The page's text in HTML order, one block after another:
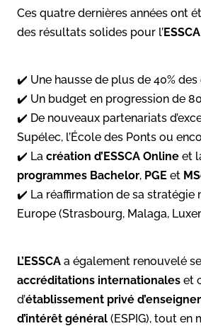
Ces quatre dernières années ont
des résultats solides pour l’ESSCA
✔️ Une hausse de plus de 40%
✔️ Un budget en progression de
✔️ De nouveaux partenariats
Supélec, l’École des Ponts ou
✔️ La création d’ESSCA Online et
programmes Bachelor, PGE et
✔️ La réaffirmation de sa stratégie
Europe (Strasbourg, Malaga,
L’ESSCA a également renouvelé
accréditations internationales et
d’établissement privé
d’intérêt général (ESPIG), tout en